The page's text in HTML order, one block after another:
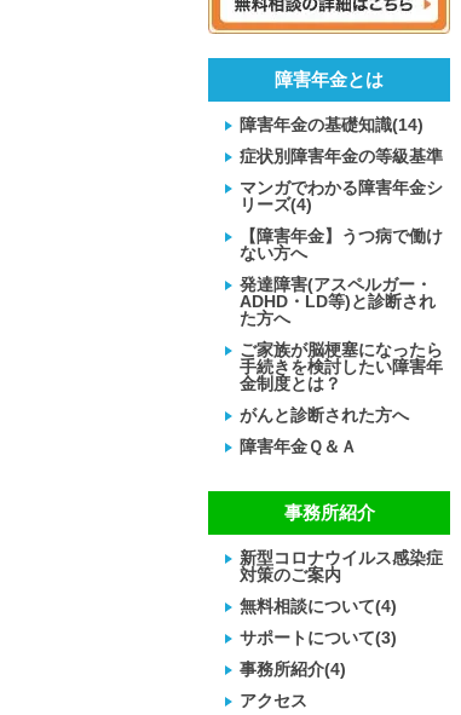
障害年金とは
障害年金の基礎知識(14)
症状別障害年金の等級基準
マンガでわかる障害年金シ
リーズ(4)
【障害年金】うつ病で働け
ない方へ
発達障害(アスペルガー・
ADHD・LD等)と診断され
た方へ
ご家族が脳梗塞になったら
手続きを検討したい障害年
金制度とは？
がんと診断された方へ
障害年金Ｑ＆Ａ
事務所紹介
新型コロナウイルス感染症
対策のご案内
無料相談について(4)
サポートについて(3)
事務所紹介(4)
アクセス